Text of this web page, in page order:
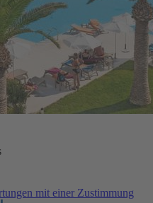
mit einer Zustimmung